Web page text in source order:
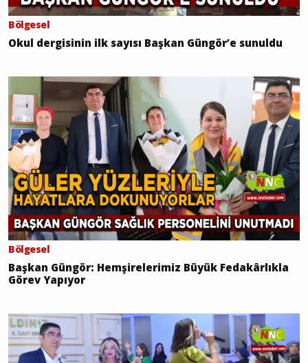
Bölgesel
Okul dergisinin ilk sayısı Başkan Güngör’e sunuldu
Bölgesel
Başkan Güngör: Hemşirelerimiz Büyük Fedakârlıkla
Görev Yapıyor